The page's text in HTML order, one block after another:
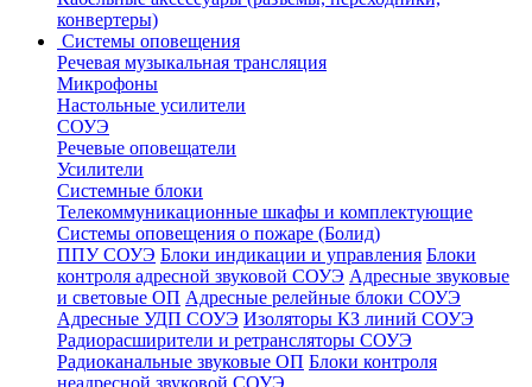
конвертеры)
Системы оповещения
Речевая музыкальная трансляция
Микрофоны
Настольные усилители
СОУЭ
Речевые оповещатели
Усилители
Системные блоки
Телекоммуникационные шкафы и комплектующие
Системы оповещения о пожаре (Болид)
ППУ СОУЭ Блоки индикации и управления Блоки
контроля адресной звуковой СОУЭ Адресные звуковые
и световые ОП Адресные релейные блоки СОУЭ
Адресные УДП СОУЭ Изоляторы КЗ линий СОУЭ
Радиорасширители и ретрансляторы СОУЭ
Радиоканальные звуковые ОП Блоки контроля
неадресной звуковой СОУЭ